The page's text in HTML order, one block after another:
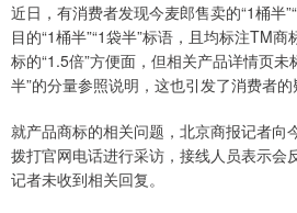
近日，有消费者发现今麦郎售卖的“1桶半
目的“1桶半”“1袋半”标语，且均标注TM
标的“1.5倍”方便面，但相关产品详情页未
半”的分量参照说明，这也引发了消费者的
就产品商标的相关问题，北京商报记者向
拨打官网电话进行采访，接线人员表示会
记者未收到相关回复。